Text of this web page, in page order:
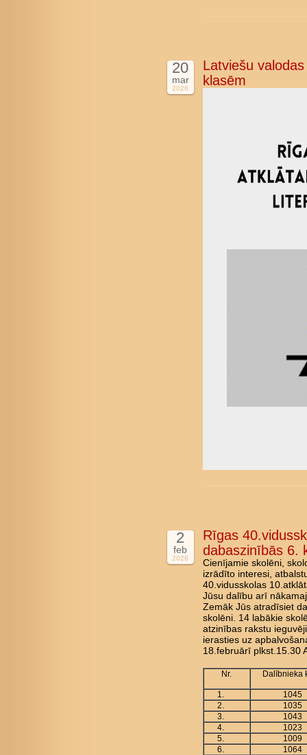
20
mar
2026
Latviešu
klasēm
2
feb
2026
Rīgas
dabaszinībās 6.
Cienījamie skolēni,
izrādīto interesi,
40.vidusskolas
Jūsu dalību arī
Zemāk Jūs atradīsiet
skolēni. 14 labākie
atzinības rakstu
ierasties uz
18.februārī plkst.15.30
Nr. Dalībnieka
1.
1045
2.
1035
3.
1043
4.
1023
5.
1009
6.
1064